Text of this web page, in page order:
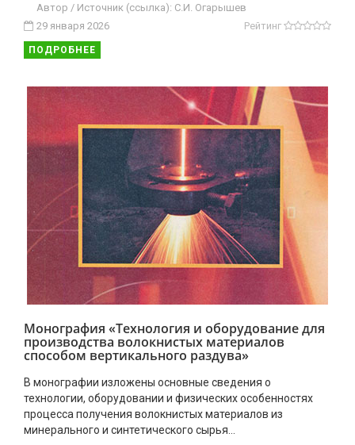
Автор / Источник (ссылка): C.И. Огарышев
29 января 2026
Рейтинг
ПОДРОБНЕЕ
Монография «Технология и оборудование для
производства волокнистых материалов
способом вертикального раздува»
В монографии изложены основные сведения о
технологии, оборудовании и физических особенностях
процесса получения волокнистых материалов из
минерального и синтетического сырья...